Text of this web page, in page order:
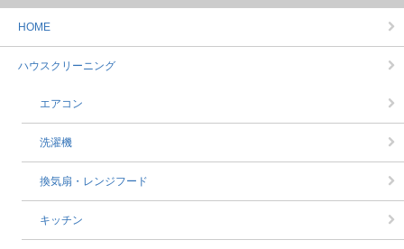
HOME
ハウスクリーニング
エアコン
洗濯機
換気扇・レンジフード
キッチン